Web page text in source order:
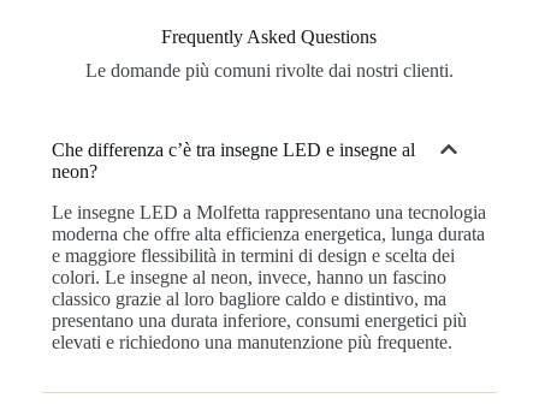
Frequently Asked Questions
Le domande più comuni rivolte dai nostri clienti.
Che differenza c’è tra insegne LED e insegne al
neon?
Le insegne LED a Molfetta rappresentano una tecnologia
moderna che offre alta efficienza energetica, lunga durata
e maggiore flessibilità in termini di design e scelta dei
colori. Le insegne al neon, invece, hanno un fascino
classico grazie al loro bagliore caldo e distintivo, ma
presentano una durata inferiore, consumi energetici più
elevati e richiedono una manutenzione più frequente.